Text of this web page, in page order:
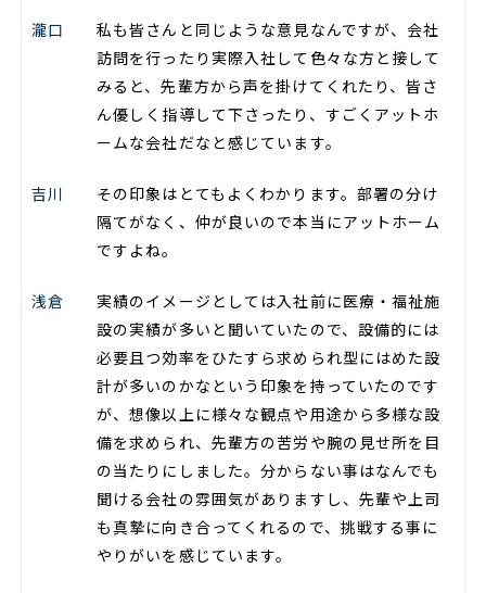
瀧口
私も皆さんと同じような意見なんですが、会社
訪問を行ったり実際入社して色々な方と接して
みると、先輩方から声を掛けてくれたり、皆さ
ん優しく指導して下さったり、すごくアットホ
ームな会社だなと感じています。
吉川
その印象はとてもよくわかります。部署の分け
隔てがなく、仲が良いので本当にアットホーム
ですよね。
浅倉
実績のイメージとしては入社前に医療・福祉施
設の実績が多いと聞いていたので、設備的には
必要且つ効率をひたすら求められ型にはめた設
計が多いのかなという印象を持っていたのです
が、想像以上に様々な観点や用途から多様な設
備を求められ、先輩方の苦労や腕の見せ所を目
の当たりにしました。分からない事はなんでも
聞ける会社の雰囲気がありますし、先輩や上司
も真摯に向き合ってくれるので、挑戦する事に
やりがいを感じています。